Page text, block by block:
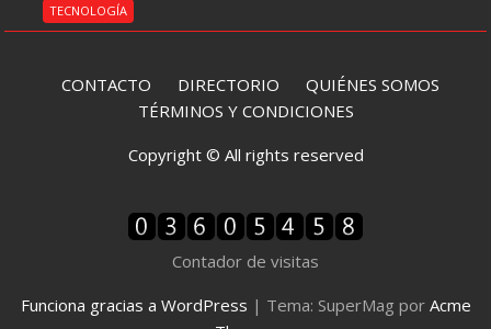
TECNOLOGÍA
CONTACTO DIRECTORIO QUIÉNES SOMOS
TÉRMINOS Y CONDICIONES
Copyright © All rights reserved
Contador de visitas
Funciona gracias a WordPress | Tema: SuperMag por Acme